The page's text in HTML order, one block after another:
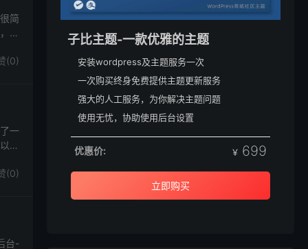
简
如
(0)
一
搞
(0)
台-
子比主题-一款优雅的主题
安装wordpress及主题服务一次
一次购买终身免费提供主题更新服务
强大的人工服务，为你解决主题问题
使用无忧，协助使用后台设置
￥ 699
优惠价:
立即购买